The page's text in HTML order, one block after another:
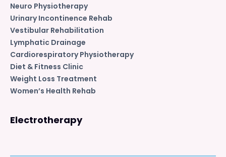
Neuro Physiotherapy
Urinary Incontinence Rehab
Vestibular Rehabilitation
Lymphatic Drainage
Cardiorespiratory Physiotherapy
Diet & Fitness Clinic
Weight Loss Treatment
Women’s Health Rehab
Electrotherapy